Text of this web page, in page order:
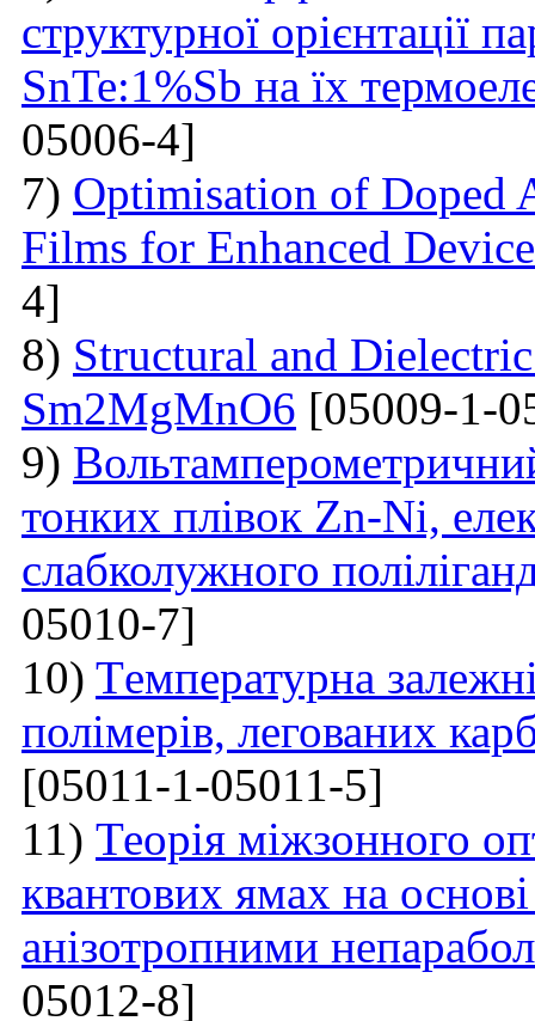
структурної орієнтації
SnTe:1%Sb на їх
05006-4]
7) Optimisation of Doped
Films for Enhanced
4]
8) Structural and
Sm2MgMnO6 [05009-1-
9)
тонких плівок Zn-Ni,
слабколужного
05010-7]
10) Tемпературна
полімерів, легованих
[05011-1-05011-5]
11) Теорія міжзонного
квантових ямах на
анізотропними
05012-8]